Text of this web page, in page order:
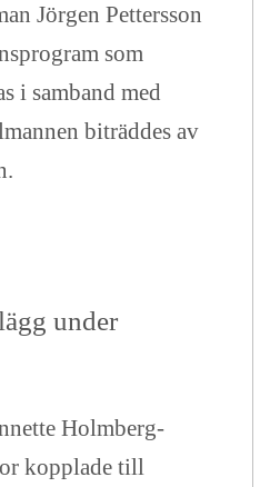
Jörgen Pettersson
som
i samband med
biträddes av
under
Holmberg-
kopplade till